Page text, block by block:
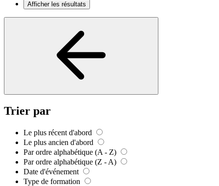
Afficher les résultats
Trier par
Le plus récent d'abord
Le plus ancien d'abord
Par ordre alphabétique (A - Z)
Par ordre alphabétique (Z - A)
Date d'événement
Type de formation